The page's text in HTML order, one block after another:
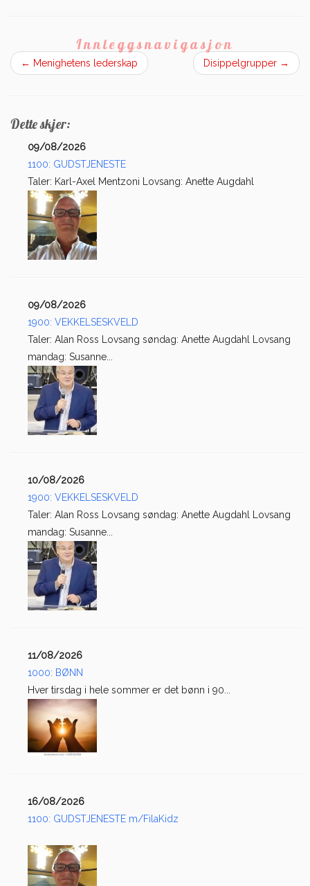
Innleggsnavigasjon
← Menighetens lederskap Disippelgrupper →
Dette skjer:
09/08/2026
1100: GUDSTJENESTE
Taler: Karl-Axel Mentzoni Lovsang: Anette Augdahl
09/08/2026
1900: VEKKELSESKVELD
Taler: Alan Ross Lovsang søndag: Anette Augdahl Lovsang
mandag: Susanne...
10/08/2026
1900: VEKKELSESKVELD
Taler: Alan Ross Lovsang søndag: Anette Augdahl Lovsang
mandag: Susanne...
11/08/2026
1000: BØNN
Hver tirsdag i hele sommer er det bønn i 90...
16/08/2026
1100: GUDSTJENESTE m/FilaKidz